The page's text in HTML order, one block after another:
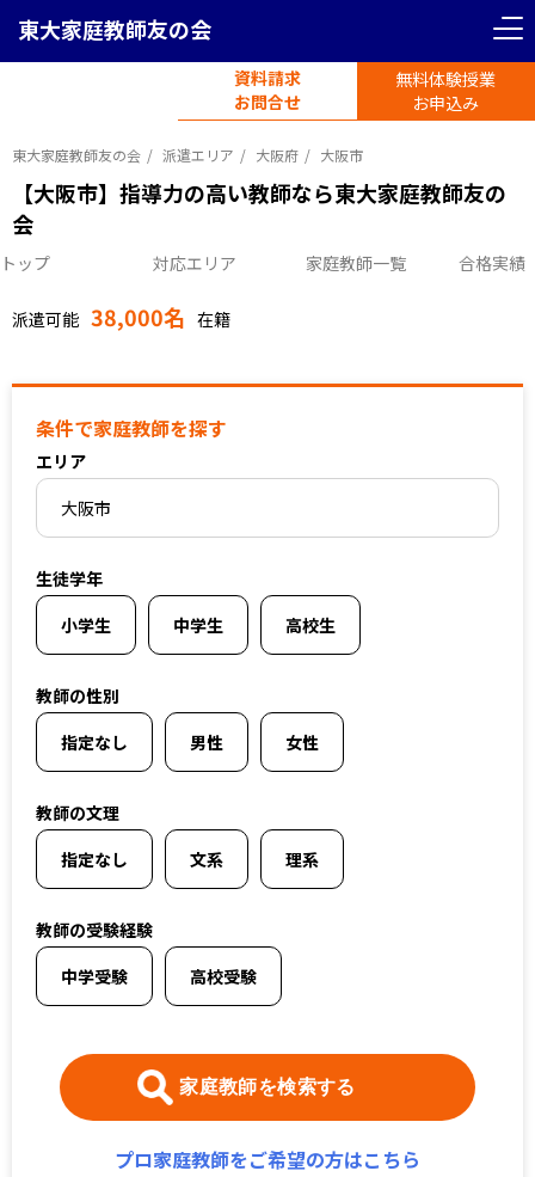
東大家庭教師友の会
資料請求
お問合せ
無料体験授業
お申込み
東大家庭教師友の会 派遣エリア 大阪府 大阪市
【大阪市】指導力の高い教師なら東大家庭教師友の
会
トップ 対応エリア 家庭教師一覧 合格実績
派遣可能 38,000名 在籍
条件で家庭教師を探す
エリア
大阪市
生徒学年
小学生
中学生 高校生
教師の性別
指定なし
男性 女性
教師の文理
指定なし
文系 理系
教師の受験経験
中学受験
高校受験
家庭教師を検索する
プロ家庭教師をご希望の方はこちら
＜ 戻る リセット
東京都 神奈川県
埼玉県 千葉県
関西圏エリア
大阪府 京都府
兵庫県 愛知県
オンライン家庭教師
選択する